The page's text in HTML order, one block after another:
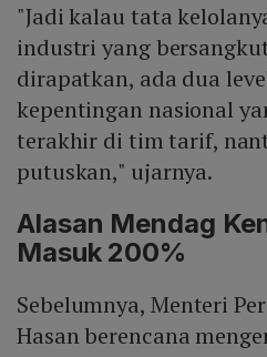
"Jadi kalau tata
industri yang
dirapatkan, ada dua
kepentingan nasional
terakhir di tim tarif,
putuskan," ujarnya.
Alasan Mendag
Masuk 200%
Sebelumnya, Menteri
Hasan berencana